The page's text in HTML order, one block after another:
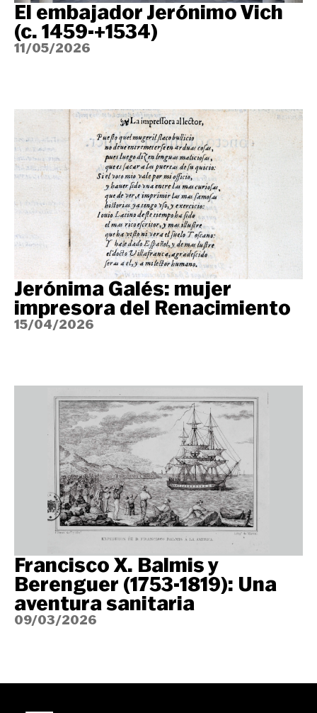
El embajador Jerónimo Vich
(c. 1459-+1534)
11/05/2026
Jerónima Galés: mujer
impresora del Renacimiento
15/04/2026
Francisco X. Balmis y
Berenguer (1753-1819): Una
aventura sanitaria
09/03/2026